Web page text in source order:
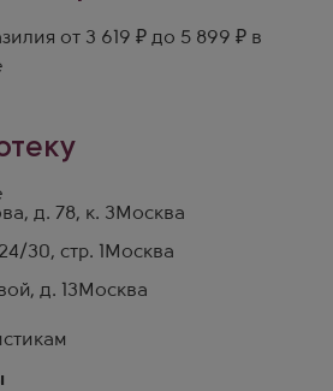
от 3 619 ₽ до 5 899 ₽ в
д. 78, к. 3 Москва
30, стр. 1
Москва
д. 13 Москва